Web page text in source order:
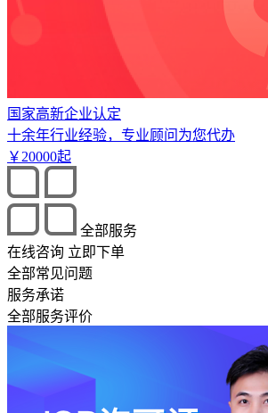
国家高新企业认定
十余年行业经验，专业顾问为您代办
￥ 20000起
全部服务
在线咨询 立即下单
全部常见问题
服务承诺
全部服务评价